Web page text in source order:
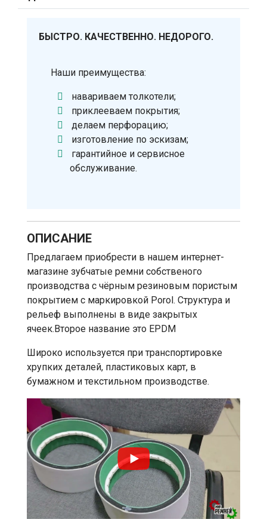
БЫСТРО. КАЧЕСТВЕННО. НЕДОРОГО.
Наши преимущества:
навариваем толкотели;
приклееваем покрытия;
делаем перфорацию;
изготовление по эскизам;
гарантийное и сервисное
обслуживание.
ОПИСАНИЕ
Предлагаем приобрести в нашем интернет-
магазине зубчатые ремни собственого
производства с чёрным резиновым пористым
покрытием с маркировкой Porol. Структура и
рельеф выполнены в виде закрытых
ячеек.Второе название это EPDM
Широко используется при транспортировке
хрупких деталей, пластиковых карт, в
бумажном и текстильном производстве.